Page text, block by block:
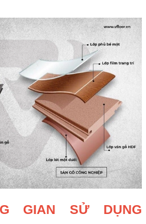
GIAN SỬ DỤNG